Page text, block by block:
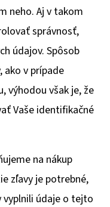
neho. Aj v takom
správnosť,
údajov. Spôsob
ako v prípade
výhodou však je, že
Vaše identifikačné
na nákup
zľavy je potrebné,
vyplnili údaje o tejto